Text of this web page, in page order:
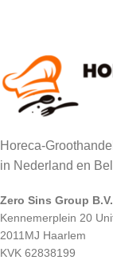
Horeca-
in Nederland en
Zero Sins Group B.V.
Kennemerplein 20
2011MJ Haarlem
KVK 62838199